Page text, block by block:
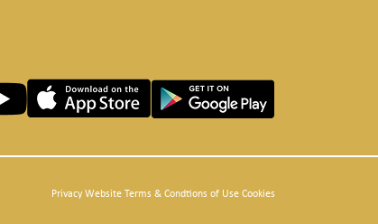
Privacy Website Terms & Condtions of Use Cookies